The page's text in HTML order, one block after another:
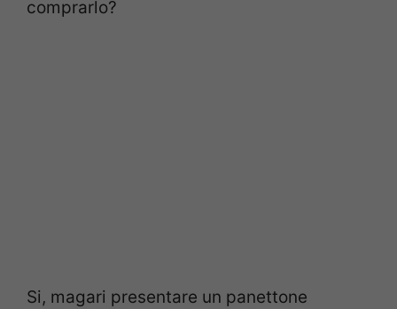
comprarlo?
Si, magari presentare un panettone